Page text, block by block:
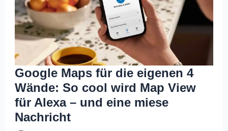
Google Maps für die eigenen 4
Wände: So cool wird Map View
für Alexa – und eine miese
Nachricht